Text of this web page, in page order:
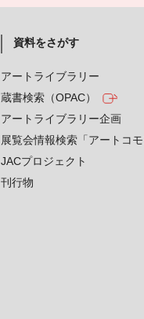
資料をさがす
アートライブラリー
蔵書検索（OPAC）
アートライブラリー企画
展覧会情報検索「アートコモ
JACプロジェクト
刊行物